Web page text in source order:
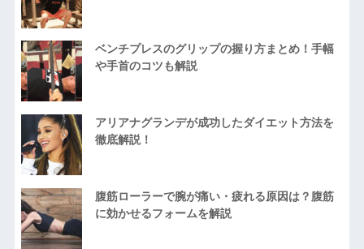
ベンチプレスのグリップの握り方まとめ！手幅
や手首のコツも解説
アリアナグランデが成功したダイエット方法を
徹底解説！
腹筋ローラーで腕が痛い・疲れる原因は？腹筋
に効かせるフォームを解説